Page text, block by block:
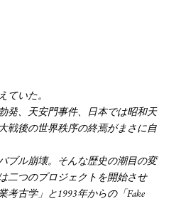
ていた。
発、天安門事件、日本では昭和天
戦後の世界秩序の終焉がまさに自
ブル崩壊。そんな歴史の潮目の変
二つのプロジェクトを開始させ
考古学」と1993年からの「Fake